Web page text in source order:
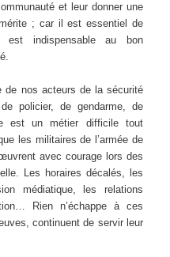
et leur donner une
; car il est essentiel de
est indispensable au bon
de nos acteurs de la sécurité
policier, de gendarme, de
est un métier difficile tout
les militaires de l’armée de
avec courage lors des
Les horaires décalés, les
médiatique, les relations
Rien n’échappe à ces
continuent de servir leur